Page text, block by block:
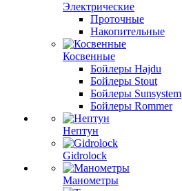
Электрические
Проточные
Накопительные
Косвенные
Бойлеры Hajdu
Бойлеры Stout
Бойлеры Sunsystem
Бойлеры Rommer
Нептун
Gidrolock
Манометры